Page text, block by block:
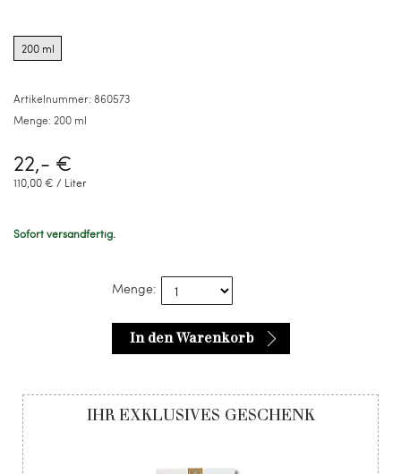
options
for
200 ml
Artikelnummer: 860573
Menge: 200 ml
22,- €
110,00 € / Liter
Sofort versandfertig.
Menge:
In den Warenkorb
IHR EXKLUSIVES GESCHENK